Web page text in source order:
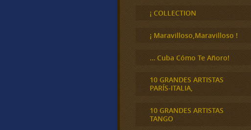
¡ COLLECTION
¡ Maravilloso,Maravilloso !
… Cuba Cómo Te Añoro!
10 GRANDES ARTISTAS
PARÍS-ITALIA,
10 GRANDES ARTISTAS
TANGO